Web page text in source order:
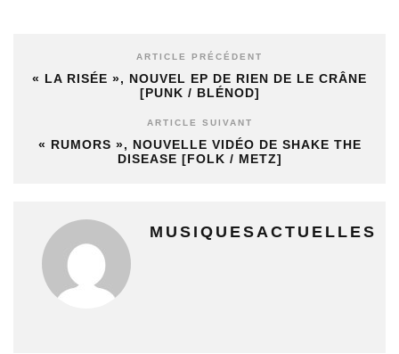
ARTICLE PRÉCÉDENT
« LA RISÉE », NOUVEL EP DE RIEN DE LE CRÂNE
[PUNK / BLÉNOD]
ARTICLE SUIVANT
« RUMORS », NOUVELLE VIDÉO DE SHAKE THE
DISEASE [FOLK / METZ]
MUSIQUESACTUELLES